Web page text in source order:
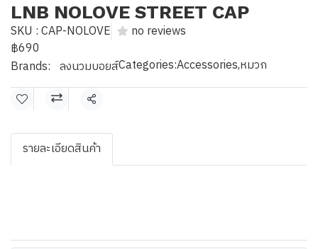
LNB NOLOVE STREET CAP
SKU : CAP-NOLOVE
no reviews
฿690
Brands: ลงนวมบอยส์Categories:Accessories,หมวก
Share
รายละเอียดสินค้า